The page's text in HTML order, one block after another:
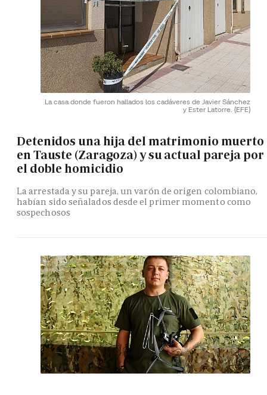
La casa donde fueron hallados los cadáveres de Javier Sánchez
y Ester Latorre. (EFE)
Detenidos una hija del matrimonio muerto
en Tauste (Zaragoza) y su actual pareja por
el doble homicidio
La arrestada y su pareja, un varón de origen colombiano,
habían sido señalados desde el primer momento como
sospechosos